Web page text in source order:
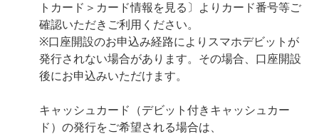
トカード＞カード情報を見る〕よりカード番号等ご
確認いただきご利用ください。
※口座開設のお申込み経路によりスマホデビットが
発行されない場合があります。その場合、口座開設
後にお申込みいただけます。
キャッシュカード（デビット付きキャッシュカー
ド）の発行をご希望される場合は、